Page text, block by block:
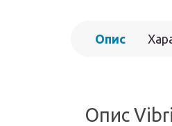
Опис
Опис